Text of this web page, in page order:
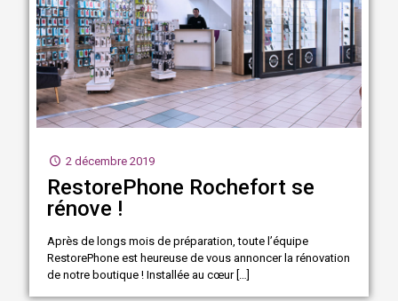
2 décembre 2019
RestorePhone Rochefort se
rénove !
Après de longs mois de préparation, toute l’équipe
RestorePhone est heureuse de vous annoncer la rénovation
de notre boutique ! Installée au cœur[…]